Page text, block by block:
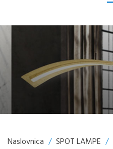
Naslovnica / SPOT LAMPE /